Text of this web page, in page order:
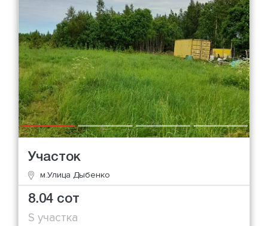
Участок
м.Улица Дыбенко
8.04 сот
S участка